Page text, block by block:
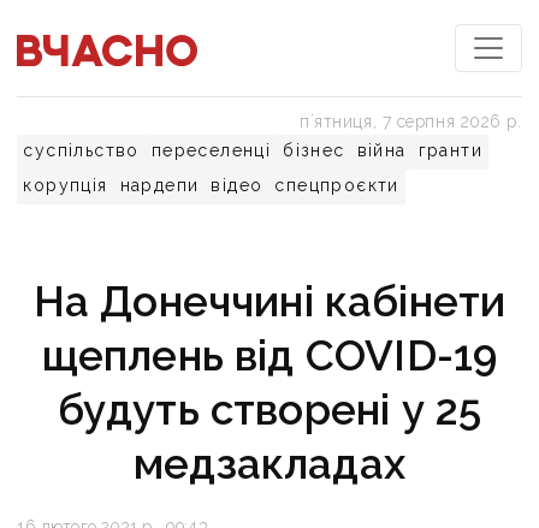
суспільство переселенці бізнес війна
гранти
корупція
нардепи відео спецпроєкти
пʼятниця, 7 серпня 2026 р.
На Донеччині кабінети
щеплень від COVID-19
будуть створені у 25
медзакладах